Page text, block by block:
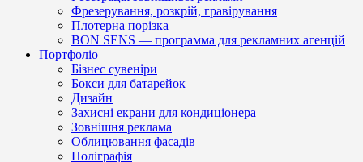
Фрезерування, розкрій, гравірування
Плотерна порізка
BON SENS — программа для рекламних агенцій
Портфоліо
Бізнес сувеніри
Бокси для батарейок
Дизайн
Захисні екрани для кондиціонера
Зовнішня реклама
Облицювання фасадів
Поліграфія